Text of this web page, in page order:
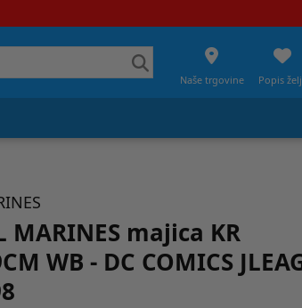
Naše trgovine Popis
MARINES majica KR
WB - DC COMICS